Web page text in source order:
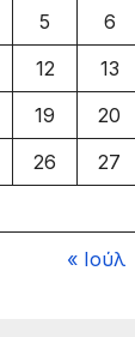
5 6
12 13
19 20
26 27
« Ιούλ